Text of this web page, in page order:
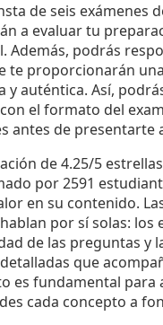
de seis exámenes
a evaluar tu
Además, podrás
te proporcionarán
y auténtica. Así,
el formato del
antes de presentarte
de 4.25/5
por 2591
en su contenido.
por sí solas: los
de las preguntas y
que
es fundamental para
cada concepto a